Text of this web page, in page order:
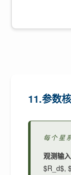
11.参数
每个星
观测输
$R_d$,